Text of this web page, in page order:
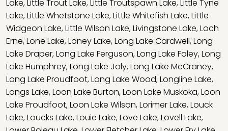
Lake,Little Trout Lake,Little Troutspawn Lake,Little Tyne
Lake,Little Whetstone Lake,Little Whitefish Lake,Little
Widgeon Lake,Little Wilson Lake,Livingstone Lake,Loch
Erne,Lone Lake,Loney Lake,Long Lake Cardwell,Long
Lake Draper,Long Lake Ferguson,Long Lake Foley,Long
Lake Humphrey,Long Lake Joly,Long Lake McCraney,
Long Lake Proudfoot,Long Lake Wood,Longline Lake,
Longs Lake,Loon Lake Burton,Loon Lake Muskoka,Loon
Lake Proudfoot,Loon Lake Wilson,Lorimer Lake,Louck
Lake,Loucks Lake,Louie Lake,Love Lake,Lovell Lake,